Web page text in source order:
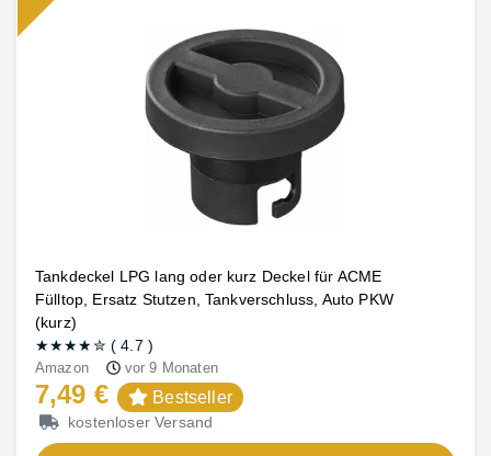
Tankdeckel LPG lang oder kurz Deckel für ACME
Fülltop, Ersatz Stutzen, Tankverschluss, Auto PKW
(kurz)
★★★★✮ (4.7 )
Amazon vor 9 Monaten
7,49 € Bestseller
kostenloser Versand